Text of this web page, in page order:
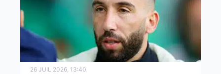
26 JUIL 2026, 13:40